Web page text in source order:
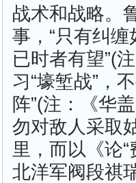
战术和战略。
事，“只有纠
已时者有望”(
习“壕堑战”，
阵”(注：《华
勿对敌人采取
里，而以《论
北洋军阀段祺